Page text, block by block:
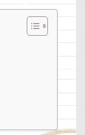
«glam»
(de jamón
cebolleta)